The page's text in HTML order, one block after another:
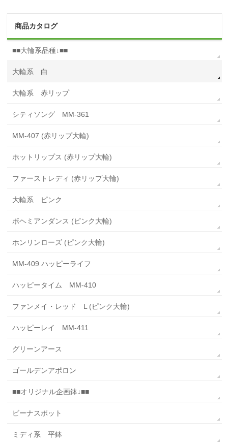
商品カタログ
■■大輪系品種↓■■
大輪系 白
大輪系 赤リップ
シティソング MM-361
MM-407 (赤リップ大輪)
ホットリップス (赤リップ大輪)
ファーストレディ (赤リップ大輪)
大輪系 ピンク
ボヘミアンダンス (ピンク大輪)
ホンリンローズ (ピンク大輪)
MM-409 ハッピーライフ
ハッピータイム MM-410
ファンメイ・レッド L (ピンク大輪)
ハッピーレイ MM-411
グリーンアース
ゴールデンアポロン
■■オリジナル企画鉢↓■■
ビーナスポット
ミディ系 平鉢